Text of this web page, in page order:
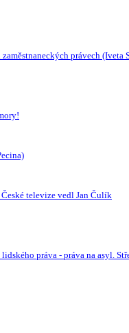
právech (Iveta
televize vedl Jan Čulík
práva - práva na asyl.